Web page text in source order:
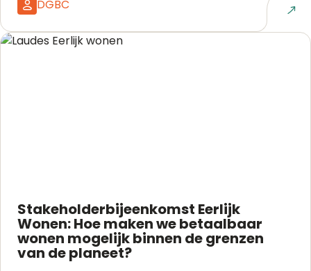
DGBC
Naar event
Stakeholderbijeenkomst Eerlijk
Wonen: Hoe maken we betaalbaar
wonen mogelijk binnen de grenzen
van de planeet?